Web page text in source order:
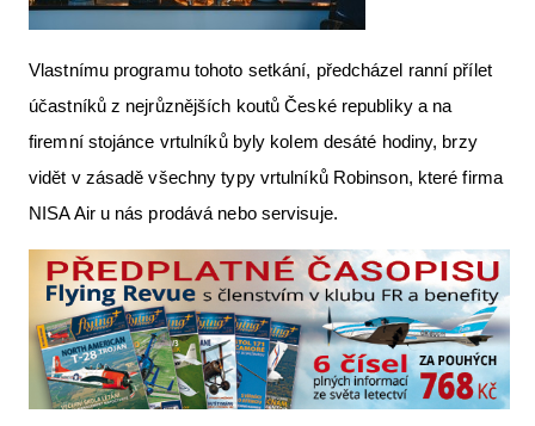
Vlastnímu programu tohoto setkání, předcházel ranní přílet
účastníků z nejrůznějších koutů České republiky a na
firemní stojánce vrtulníků byly kolem desáté hodiny, brzy
vidět v zásadě všechny typy vrtulníků Robinson, které firma
NISA Air u nás prodává nebo servisuje.